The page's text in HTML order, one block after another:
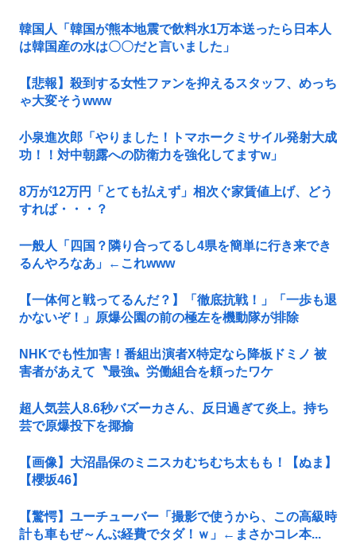
韓国人「韓国が熊本地震で飲料水1万本送ったら日本人
は韓国産の水は〇〇だと言いました」
【悲報】殺到する女性ファンを抑えるスタッフ、めっち
ゃ大変そうwww
小泉進次郎「やりました！トマホークミサイル発射大成
功！！対中朝露への防衛力を強化してますw」
8万が12万円「とても払えず」相次ぐ家賃値上げ、どう
すれば・・・？
一般人「四国？隣り合ってるし4県を簡単に行き来でき
るんやろなあ」←これwww
【一体何と戦ってるんだ？】「徹底抗戦！」「一歩も退
かないぞ！」原爆公園の前の極左を機動隊が排除
NHKでも性加害！番組出演者X特定なら降板ドミノ 被
害者があえて〝最強〟労働組合を頼ったワケ
超人気芸人8.6秒バズーカさん、反日過ぎて炎上。持ち
芸で原爆投下を揶揄
【画像】大沼晶保のミニスカむちむち太もも！【ぬま】
【櫻坂46】
【驚愕】ユーチューバー「撮影で使うから、この高級時
計も車もぜ～んぶ経費でタダ！ｗ」←まさかコレ本...